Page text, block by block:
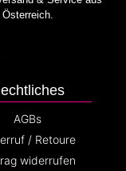
Österreich.
AGBs
/ Retoure
widerrufen